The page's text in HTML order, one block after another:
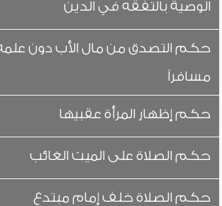
الوصية بالتفقه في الدين
حكم التصدق من مال الأب دون علمه
مسافراً
حكم إظهار المرأة عقبيها
حكم الصلاة على الميت الغائب
حكم الصلاة خلف إمام مبتدع